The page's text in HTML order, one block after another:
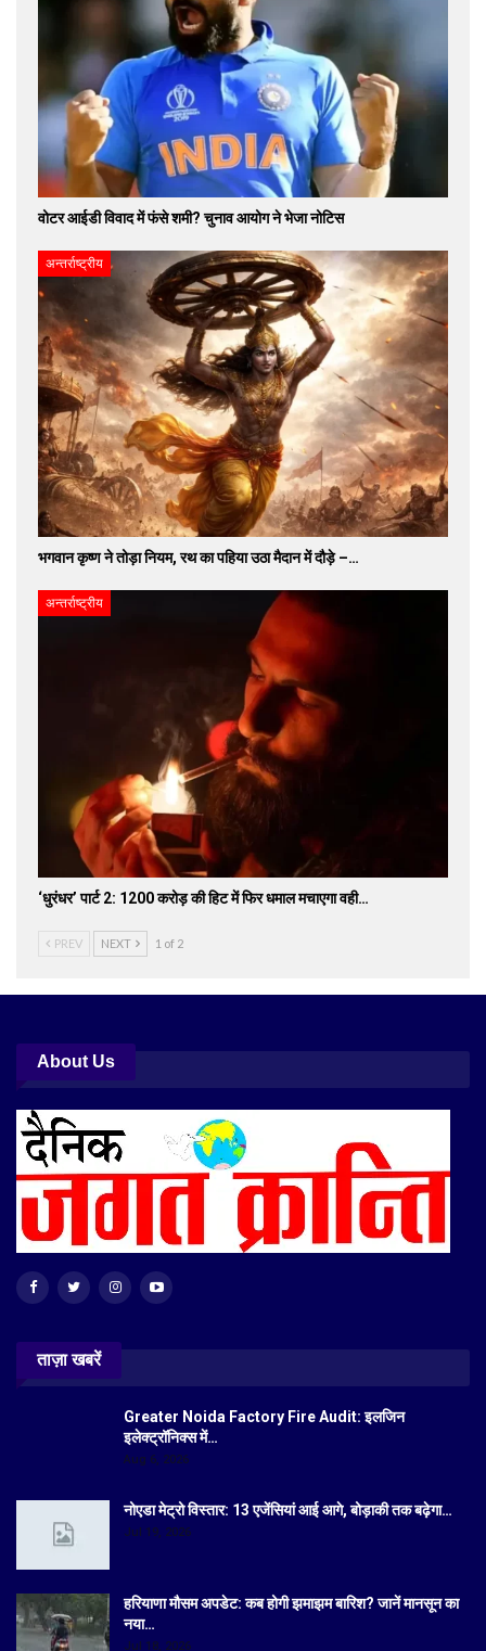
वोटर आईडी विवाद में फंसे शमी? चुनाव आयोग ने भेजा नोटिस
अन्तर्राष्ट्रीय
भगवान कृष्ण ने तोड़ा नियम, रथ का पहिया उठा मैदान में दौड़े –…
अन्तर्राष्ट्रीय
‘धुरंधर’ पार्ट 2: 1200 करोड़ की हिट में फिर धमाल मचाएगा वही…
PREV NEXT 1 of 2
About Us
ताज़ा खबरें
Greater Noida Factory Fire Audit: इलजिन
इलेक्ट्रॉनिक्स में…
Aug 6, 2026
नोएडा मेट्रो विस्तार: 13 एजेंसियां आई आगे, बोड़ाकी तक बढ़ेगा…
Jul 19, 2026
हरियाणा मौसम अपडेट: कब होगी झमाझम बारिश? जानें मानसून का
नया…
Jul 18, 2026